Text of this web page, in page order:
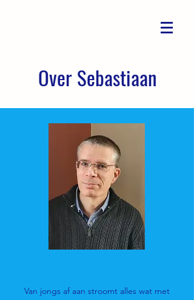
Over Sebastiaan
Van jongs af aan stroomt alles wat met